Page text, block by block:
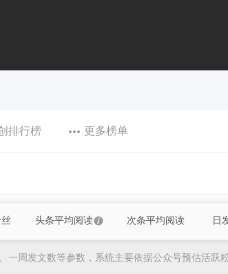
排行榜 更多榜单
头条平均阅读 次条平均阅读 日
周发文数等参数，系统主要依据公众号预估活跃